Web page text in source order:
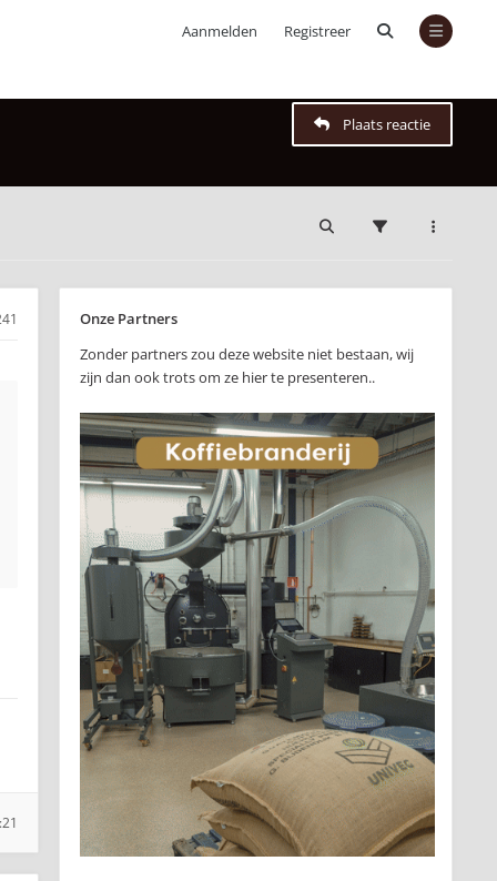
Aanmelden Registreer
Plaats reactie
Onze Partners
Zonder partners zou deze website niet bestaan, wij
zijn dan ook trots om ze hier te presenteren..